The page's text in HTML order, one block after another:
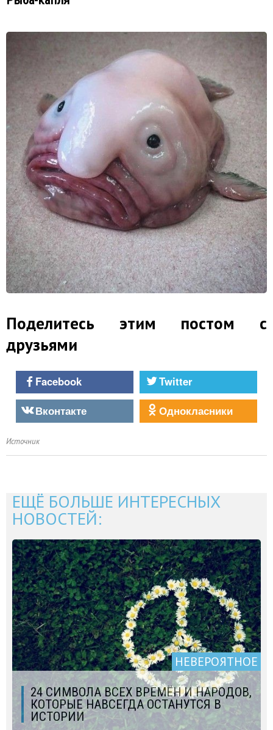
Поделитесь этим постом с
друзьями
Facebook
Twitter
Вконтакте
Однокласники
Источник
ЕЩЁ БОЛЬШЕ ИНТЕРЕСНЫХ
НОВОСТЕЙ:
НЕВЕРОЯТНОЕ
24 СИМВОЛА ВСЕХ ВРЕМЁН И НАРОДОВ,
КОТОРЫЕ НАВСЕГДА ОСТАНУТСЯ В
ИСТОРИИ